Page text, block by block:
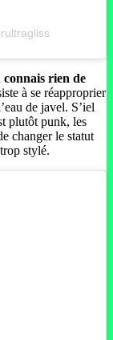
connais rien de
à se réapproprier
de javel. S’iel
plutôt punk, les
changer le statut
stylé.